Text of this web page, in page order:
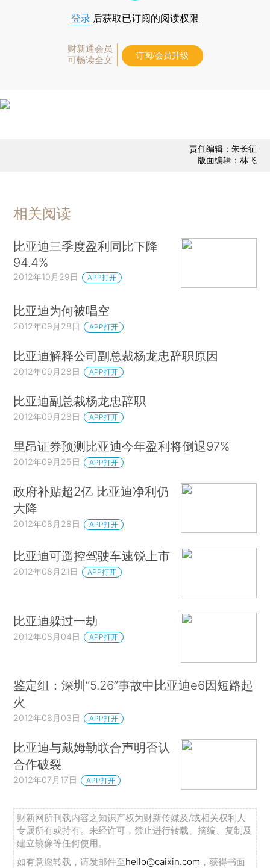
登录 后获取已订阅的阅读权限
财新通会员
可畅读全文
订阅/会员升级
责任编辑：朱长征
版面编辑：林飞
相关阅读
比亚迪三季度盈利同比下降
94.4%
2012年10月29日 APP打开
比亚迪为何被唱空
2012年09月28日 APP打开
比亚迪解释公司副总裁杨龙忠辞职原因
2012年09月28日 APP打开
比亚迪副总裁杨龙忠辞职
2012年09月28日 APP打开
里昂证券预测比亚迪今年盈利将倒退97%
2012年09月25日 APP打开
政府补贴超2亿 比亚迪净利仍
大降
2012年08月28日 APP打开
比亚迪可遥控驾驶车速锐上市
2012年08月21日 APP打开
比亚迪躲过一劫
2012年08月04日 APP打开
鉴定组：深圳“5.26”事故中比亚迪e6因短路起
火
2012年08月03日 APP打开
比亚迪与戴姆勒联合声明否认
合作破裂
2012年07月17日 APP打开
财新网所刊载内容之知识产权为财新传媒及/或相关权利人
专属所有或持有。未经许可，禁止进行转载、摘编、复制及
建立镜像等任何使用。
如有意愿转载，请发邮件至hello@caixin.com ，获得书面